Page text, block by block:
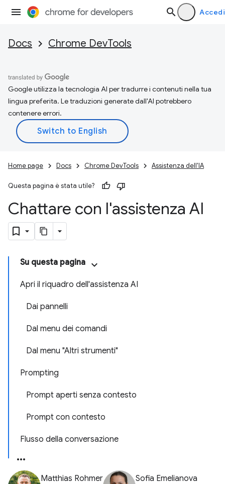
Accedi
Docs Chrome DevTools
Google utilizza la tecnologia AI per tradurre i contenuti nella tua
lingua preferita. Le traduzioni generate dall'AI potrebbero
contenere errori.
Home page Docs Chrome DevTools Assistenza dell'IA
Questa pagina è stata utile?
Chattare con l'assistenza AI
Su questa pagina
Apri il riquadro dell'assistenza AI
Dai pannelli
Dal menu dei comandi
Dal menu "Altri strumenti"
Prompting
Prompt aperti senza contesto
Prompt con contesto
Flusso della conversazione
Matthias Rohmer Sofia Emelianova